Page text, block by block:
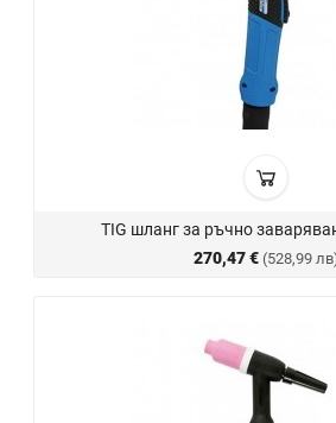
TIG шланг за ръчно
270,47 € (528,99